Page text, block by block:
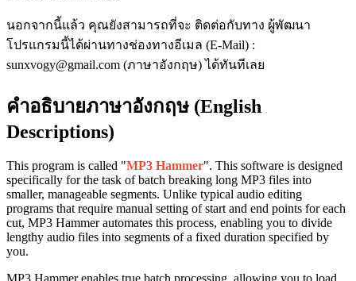
นอกจากนี้แล้ว คุณยังสามารถที่จะ ติดต่อกับทาง ผู้พัฒนา
โปรแกรมนี้ได้ผ่านทางช่องทางอีเมล (E-Mail) :
sunxvogy@gmail.com (ภาษาอังกฤษ) ได้ทันทีเลย
คำอธิบายภาษาอังกฤษ (English
Descriptions)
This program is called "MP3 Hammer". This software is designed
specifically for the task of batch breaking long MP3 files into
smaller, manageable segments. Unlike typical audio editing
programs that require manual setting of start and end points for each
cut, MP3 Hammer automates this process, enabling you to divide
lengthy audio files into segments of a fixed duration specified by
you.
MP3 Hammer enables true batch processing, allowing you to load